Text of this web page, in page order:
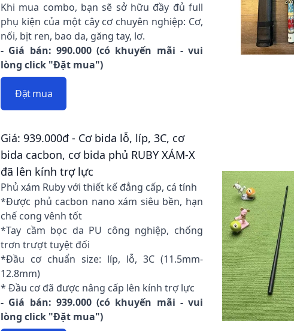
Khi mua combo, bạn sẽ sở hữu đầy đủ full
phụ kiện của một cây cơ chuyên nghiệp: Cơ,
nối, bịt ren, bao da, găng tay, lơ.
- Giá bán: 990.000 (có khuyến mãi - vui
lòng click "Đặt mua")
Đặt mua
Giá: 939.000đ - Cơ bida lỗ, líp, 3C, cơ
bida cacbon, cơ bida phủ RUBY XÁM-X
đã lên kính trợ lực
Phủ xám Ruby với thiết kế đẳng cấp, cá tính
*Được phủ cacbon nano xám siêu bền, hạn
chế cong vênh tốt
*Tay cầm bọc da PU công nghiệp, chống
trơn trượt tuyệt đối
*Đầu cơ chuẩn size: líp, lỗ, 3C (11.5mm-
12.8mm)
* Đầu cơ đã được nâng cấp lên kính trợ lực
- Giá bán: 939.000 (có khuyến mãi - vui
lòng click "Đặt mua")